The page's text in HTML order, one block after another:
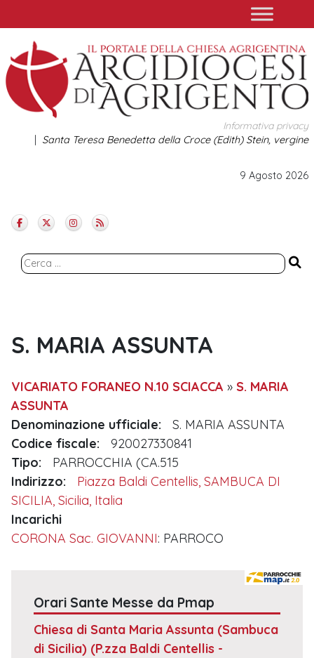
to
content
Informativa privacy
Santa Teresa Benedetta della Croce (Edith) Stein, vergine
9 Agosto 2026
Ricerca
S. MARIA ASSUNTA
VICARIATO FORANEO N.10 SCIACCA » S. MARIA
ASSUNTA
Denominazione ufficiale:
S. MARIA ASSUNTA
Codice fiscale:
920027330841
Tipo:
PARROCCHIA (CA.515
Indirizzo:
Piazza Baldi Centellis, SAMBUCA DI
SICILIA, Sicilia, Italia
Incarichi
CORONA Sac. GIOVANNI: PARROCO
Orari Sante Messe da Pmap
Chiesa di Santa Maria Assunta (Sambuca
di Sicilia) (P.zza Baldi Centellis -